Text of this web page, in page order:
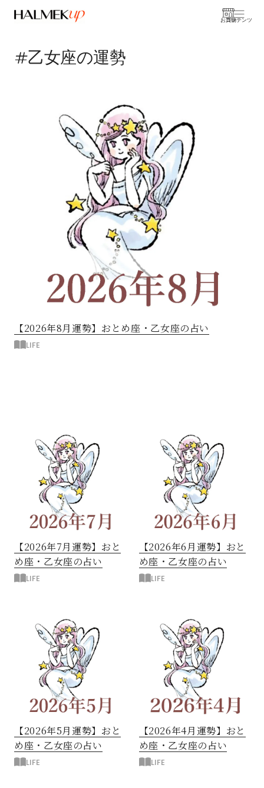
お買物
コンテンツ
#乙女座の運勢
【2026年8月運勢】おとめ座・乙女座の占い
LIFE
【2026年7月運勢】おと
め座・乙女座の占い
LIFE
【2026年6月運勢】おと
め座・乙女座の占い
LIFE
【2026年5月運勢】おと
め座・乙女座の占い
LIFE
【2026年4月運勢】おと
め座・乙女座の占い
LIFE